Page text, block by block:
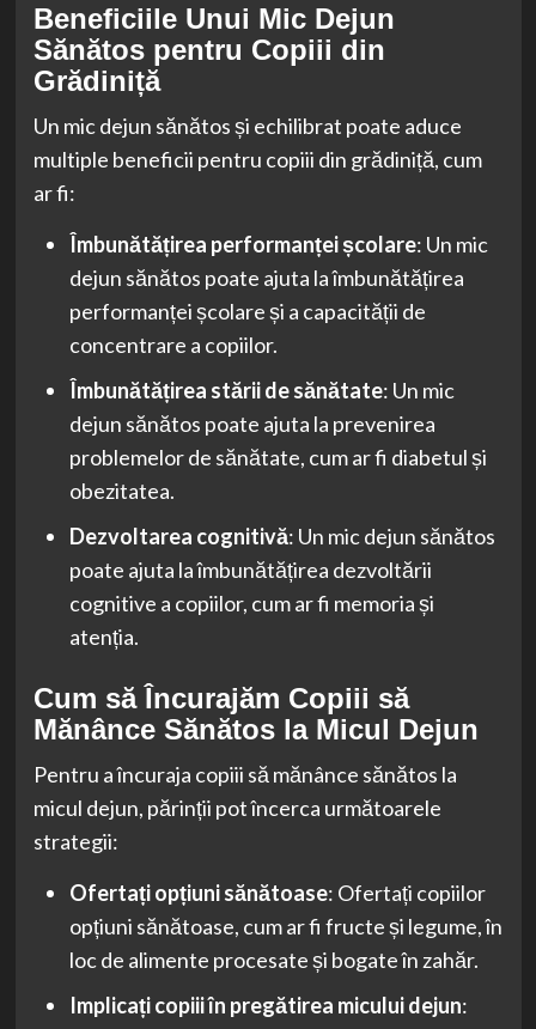
Beneficiile Unui Mic Dejun
Sănătos pentru Copiii din
Grădiniță
Un mic dejun sănătos și echilibrat poate aduce
multiple beneficii pentru copiii din grădiniță, cum
ar fi:
Îmbunătățirea performanței școlare: Un mic
dejun sănătos poate ajuta la îmbunătățirea
performanței școlare și a capacității de
concentrare a copiilor.
Îmbunătățirea stării de sănătate: Un mic
dejun sănătos poate ajuta la prevenirea
problemelor de sănătate, cum ar fi diabetul și
obezitatea.
Dezvoltarea cognitivă: Un mic dejun sănătos
poate ajuta la îmbunătățirea dezvoltării
cognitive a copiilor, cum ar fi memoria și
atenția.
Cum să Încurajăm Copiii să
Mănânce Sănătos la Micul Dejun
Pentru a încuraja copiii să mănânce sănătos la
micul dejun, părinții pot încerca următoarele
strategii:
Ofertați opțiuni sănătoase: Ofertați copiilor
opțiuni sănătoase, cum ar fi fructe și legume, în
loc de alimente procesate și bogate în zahăr.
Implicați copiii în pregătirea micului dejun: